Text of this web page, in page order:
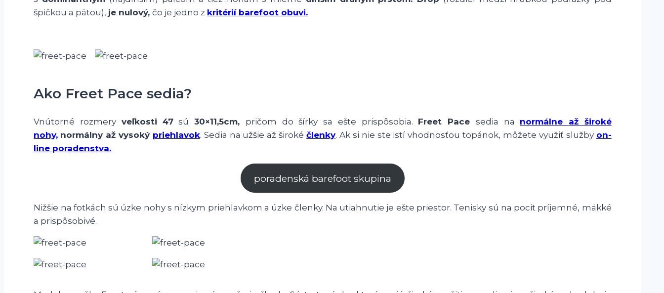
špičkou a pätou), je nulový,čo je jedno z kritérií barefoot obuvi.
Ako Freet Pace sedia?
Vnútorné rozmery veľkosti 47sú30×11,5cm, pričom do šírky sa ešte prispôsobia. Freet Pace sedia na normálne až široké
nohy, normálny až vysoký priehlavok. Sedia na užšie až širokéčlenky. Ak si nie ste istí vhodnosťou topánok, môžete využiť služby on-
line poradenstva.
poradenská barefoot skupina
Nižšie na fotkách sú úzke nohy s nízkym priehlavkom a úzke členky. Na utiahnutie je ešte priestor. Tenisky sú na pocit príjemné, mäkké
a prispôsobivé.